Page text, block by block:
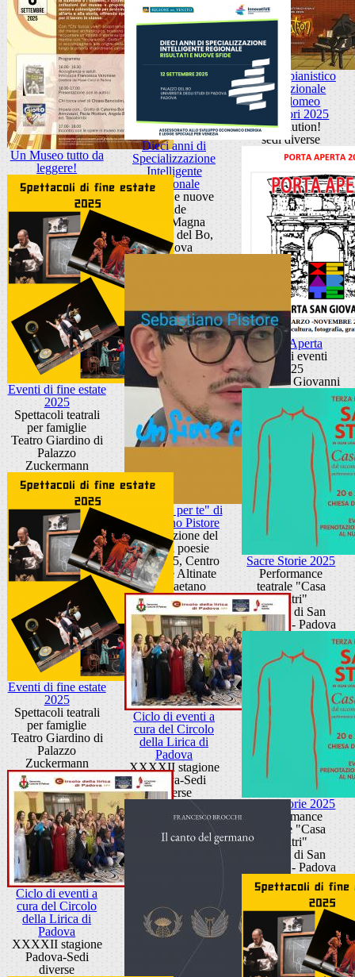
Un Museo tutto da
leggere!
Festival pianistico
internazionale
Bartolomeo
Cristofori 2025
Revolution!
sedi diverse
Dieci anni di
Specializzazione
Intelligente
Regionale
risultati e nuove
sfide
Aula Magna
Palazzo del Bo,
Padova
Porta Aperta
Ciclo di eventi
2025
Porta San Giovanni
Eventi di fine estate
2025
Spettacoli teatrali
per famiglie
Teatro Giardino di
Palazzo
Zuckermann
"Un fiore per te" di
Sebastiano Pistore
Presentazione del
libro di poesie
Spazio 35, Centro
culturale Altinate
San Gaetano
Sacre Storie 2025
Performance
teatrale "Casa
d'altri"
Chiesa di San
Gaetano - Padova
Eventi di fine estate
2025
Spettacoli teatrali
per famiglie
Teatro Giardino di
Palazzo
Zuckermann
Ciclo di eventi a
cura del Circolo
della Lirica di
Padova
XXXXII stagione
Padova-Sedi
diverse
Sacre Storie 2025
Performance
teatrale "Casa
d'altri"
Chiesa di San
Gaetano - Padova
Ciclo di eventi a
cura del Circolo
della Lirica di
Padova
XXXXII stagione
Padova-Sedi
diverse